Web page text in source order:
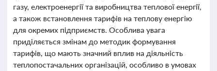
газу, електроенергії та виробництва теплової енергії,
а також встановлення тарифів на теплову енергію
для окремих підприємств. Особлива увага
приділяється змінам до методик формування
тарифів, що мають значний вплив на діяльність
теплопостачальних організацій, особливо в умовах